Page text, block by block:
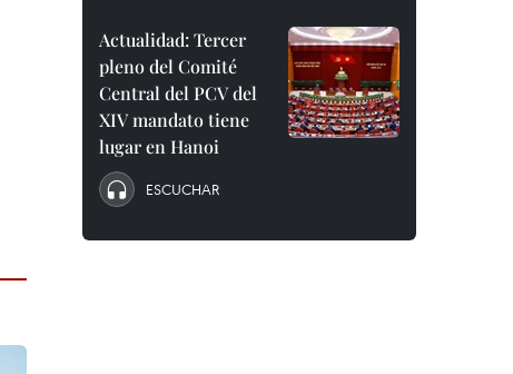
Actualidad: Tercer
pleno del Comité
Central del PCV del
XIV mandato tiene
lugar en Hanoi
ESCUCHAR